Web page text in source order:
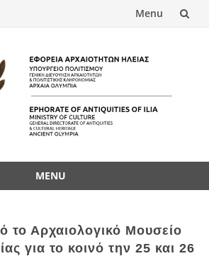
Menu
MENU
το Αρχαιολογικό Μουσείο
για το κοινό την 25 και 26